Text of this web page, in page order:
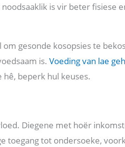
is vir beter fisiese
gesonde kosopsies te
is. Voeding van lae
beperk hul keuses.
Diegene met hoër
toegang tot ondersoeke,